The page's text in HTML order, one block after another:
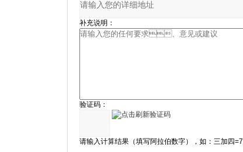
补充说明：
验证码：
请输入计算结果（填写阿拉伯数字），如：三加四=7